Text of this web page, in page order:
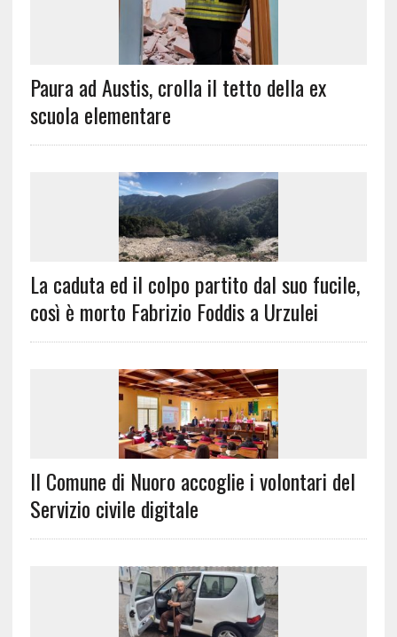
Paura ad Austis, crolla il tetto della ex
scuola elementare
La caduta ed il colpo partito dal suo fucile,
così è morto Fabrizio Foddis a Urzulei
Il Comune di Nuoro accoglie i volontari del
Servizio civile digitale